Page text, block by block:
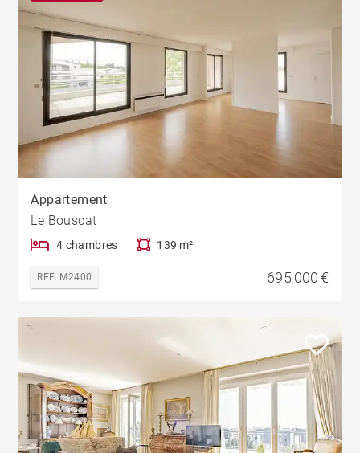
Appartement
Le Bouscat
4 chambres 139 m²
REF. M2400 695 000 €